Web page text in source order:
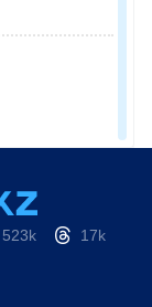
523k 17k